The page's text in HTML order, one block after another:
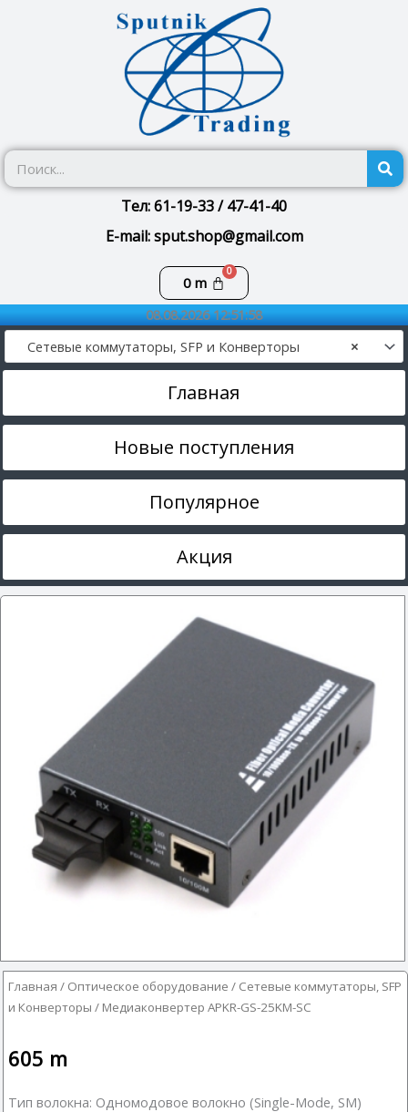
Тел: 61-19-33 / 47-41-40
E-mail: sput.shop@gmail.com
0m
Корзина
08.08.2026 12:51:58
×
Сетевые коммутаторы, SFP и Конверторы
Главная
Новые поступления
Популярное
Акция
Главная / Оптическое оборудование / Сетевые коммутаторы, SFP
и Конверторы / Медиаконвертер APKR-GS-25KM-SC
605 m
Тип волокна: Одномодовое волокно (Single-Mode, SM)